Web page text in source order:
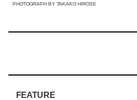
PHOTOGRAPH BY TAKAKO HIROSE
FEATURE